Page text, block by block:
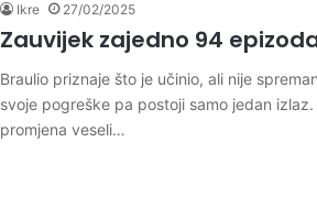
Ikre 27/02/2025
Zauvijek zajedno 94
Braulio priznaje što je učinio, ali nije
svoje pogreške pa postoji samo jedan
promjena veseli…